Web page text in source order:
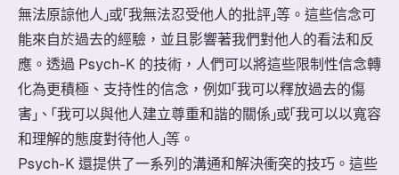
無法原諒他人」或「我無法忍受他人的批評」等。這些信念可
能來自於過去的經驗，並且影響著我們對他人的看法和反
應。透過 Psych-K 的技術，人們可以將這些限制性信念轉
化為更積極、支持性的信念，例如「我可以釋放過去的傷
害」、「我可以與他人建立尊重和諧的關係」或「我可以以寬容
和理解的態度對待他人」等。
Psych-K 還提供了一系列的溝通和解決衝突的技巧。這些